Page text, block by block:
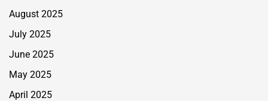
August 2025
July 2025
June 2025
May 2025
April 2025